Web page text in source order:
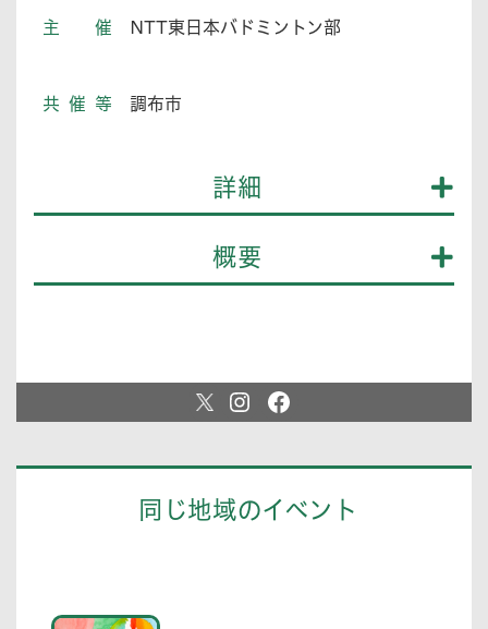
主催 NTT東日本バドミントン部
共催等 調布市
詳細
概要
同じ地域のイベント